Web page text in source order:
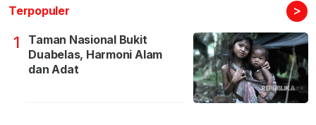
Terpopuler >
1
Taman Nasional Bukit
Duabelas, Harmoni Alam
dan Adat